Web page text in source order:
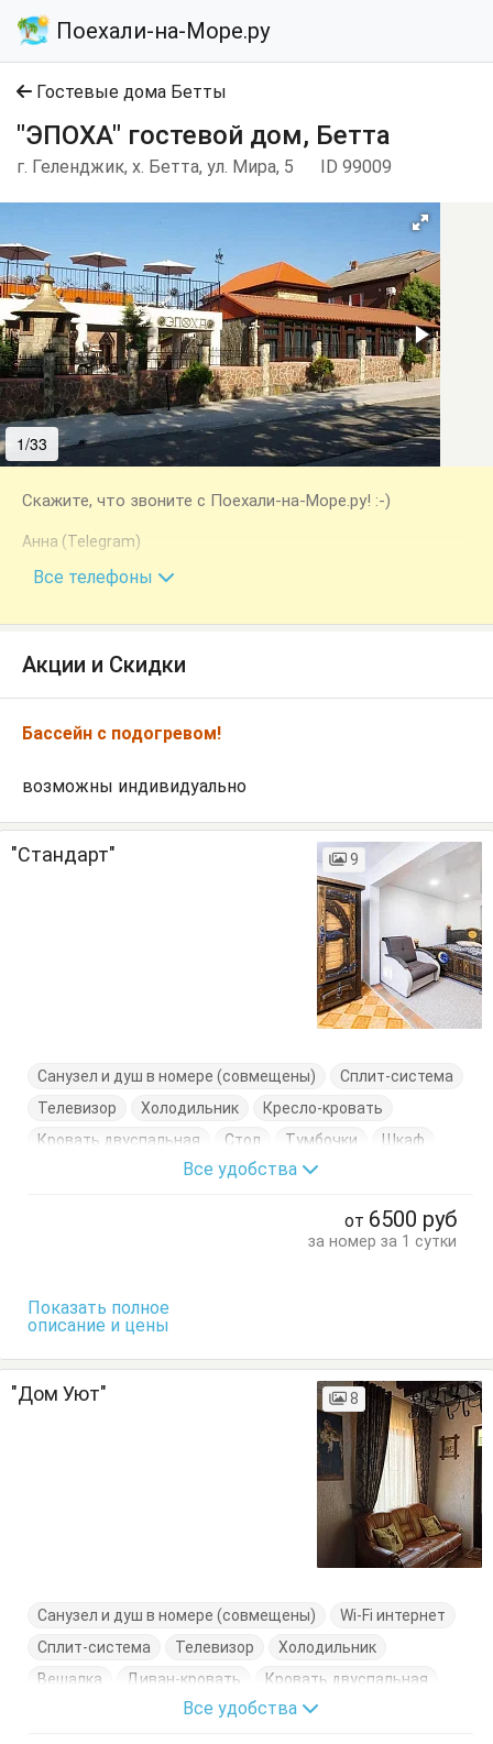
Поехали-на-Море.ру
Гостевые дома Бетты
"ЭПОХА" гостевой дом, Бетта
г. Геленджик, х. Бетта, ул. Мира, 5 ID 99009
1/33
Скажите, что звоните с Поехали-на-Море.ру! :-)
Анна (Telegram)
+7 (928) 283-05-52
Все телефоны
Акции и Скидки
Бассейн с подогревом!
возможны индивидуально
"Стандарт" 9
Санузел и душ в номере (совмещены)
Сплит-система
Телевизор
Холодильник
Кресло-кровать
Кровать двуспальная
Стол Тумбочки Шкаф
Все удобства
от 6500 руб
за номер за 1 сутки
Показать полное
описание и цены
"Дом Уют" 8
Санузел и душ в номере (совмещены)
Wi-Fi интернет
Сплит-система
Телевизор
Холодильник
Вешалка
Диван-кровать
Кровать двуспальная
Терраса Тумбочки
Все удобства